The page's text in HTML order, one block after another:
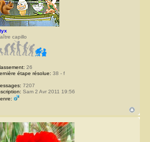
capillo
26
étape résolue: 38 - f
7207
Sam 2 Avr 2011 19:56